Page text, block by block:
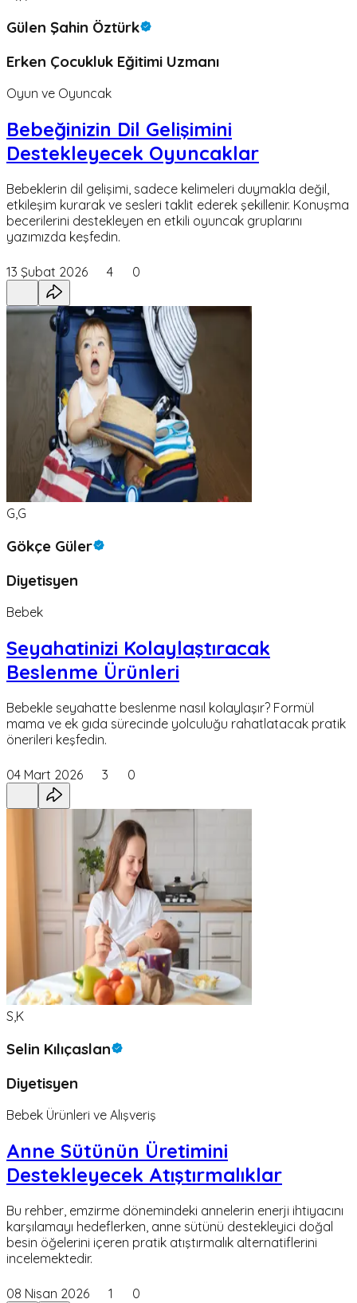
Gülen Şahin Öztürk
Erken Çocukluk Eğitimi Uzmanı
Oyun ve Oyuncak
Bebeğinizin Dil Gelişimini
Destekleyecek Oyuncaklar
Bebeklerin dil gelişimi, sadece kelimeleri duymakla değil,
etkileşim kurarak ve sesleri taklit ederek şekillenir. Konuşma
becerilerini destekleyen en etkili oyuncak gruplarını
yazımızda keşfedin.
13 Şubat 2026 4 0
G,G
Gökçe Güler
Diyetisyen
Bebek
Seyahatinizi Kolaylaştıracak
Beslenme Ürünleri
Bebekle seyahatte beslenme nasıl kolaylaşır? Formül
mama ve ek gıda sürecinde yolculuğu rahatlatacak pratik
önerileri keşfedin.
04 Mart 2026 3 0
S,K
Selin Kılıçaslan
Diyetisyen
Bebek Ürünleri ve Alışveriş
Anne Sütünün Üretimini
Destekleyecek Atıştırmalıklar
Bu rehber, emzirme dönemindeki annelerin enerji ihtiyacını
karşılamayı hedeflerken, anne sütünü destekleyici doğal
besin öğelerini içeren pratik atıştırmalık alternatiflerini
incelemektedir.
08 Nisan 2026 1 0